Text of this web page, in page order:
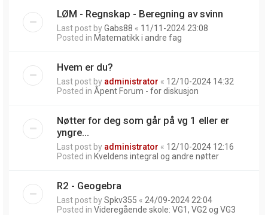
LØM - Regnskap - Beregning av svinn
Last post byGabs88 « 11/11-2024 23:08
Posted in Matematikk i andre fag
Hvem er du?
Last post by administrator « 12/10-2024 14:32
Posted in Åpent Forum - for diskusjon
Nøtter for deg som går på vg 1 eller er
yngre...
Last post by administrator « 12/10-2024 12:16
Posted in Kveldens integral og andre nøtter
R2 - Geogebra
Last post bySpkv355 « 24/09-2024 22:04
Posted in Videregående skole: VG1, VG2 og VG3